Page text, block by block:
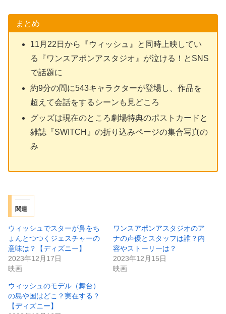
まとめ
11月22日から『ウィッシュ』と同時上映してい
る『ワンスアポンアスタジオ』が泣ける！とSNS
で話題に
約9分の間に543キャラクターが登場し、作品を
超えて会話をするシーンも見どころ
グッズは現在のところ劇場特典のポストカードと
雑誌『SWITCH』の折り込みページの集合写真の
み
関連
ウィッシュでスターが鼻をち
ょんとつつくジェスチャーの
意味は？【ディズニー】
2023年12月17日
映画
ワンスアポンアスタジオのア
ナの声優とスタッフは誰？内
容やストーリーは？
2023年12月15日
映画
ウィッシュのモデル（舞台）
の島や国はどこ？実在する？
【ディズニー】